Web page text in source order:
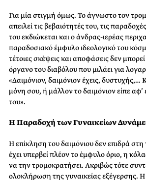
Για μία στιγμή όμως. Το άγνωστο τον
απειλεί τις βεβαιότητές του, τις
του εκδιώκεται και ο άνδρας-ιερέας
παραδοσιακό έμφυλο ιδεολογικό του
τέτοιες σκέψεις και αποφάσεις δεν
όργανο του διαβόλου που μιλάει για
«Δαιμόνιον, δαιμόνιον έχεις, δυστυχής,…
μόνη σου, ή μάλλον το δαιμόνιον είπε
του».
Η Παραδοχή των Γυναικείων
Η επίκληση του δαιμόνιου δεν επιδρά
έχει υπερβεί πλέον το έμφυλο όριο, η
να την τρομοκρατήσει. Ακριβώς τότε
ολοκλήρωση της γυναικείας εξέγερσης.